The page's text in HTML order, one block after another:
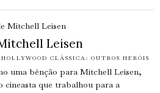
Leisen
HOLLYWOOD CLÁSSICA: OUTROS HERÓIS
uma bênção para Mitchell Leisen,
que trabalhou para a